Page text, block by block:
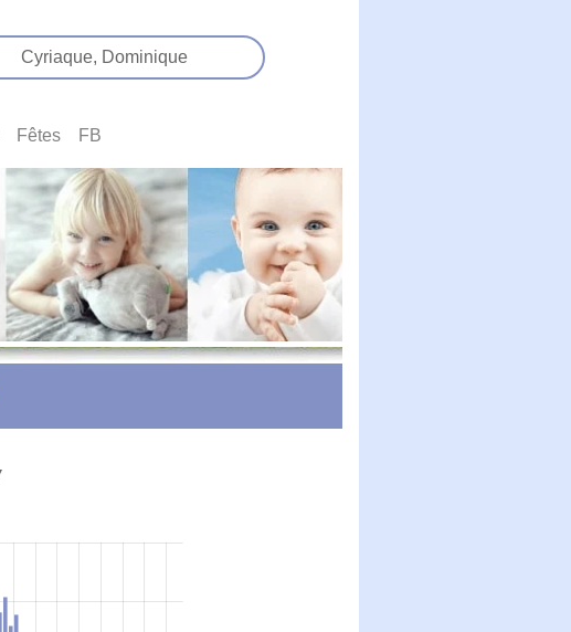
Cyriaque, Dominique
Fêtes FB